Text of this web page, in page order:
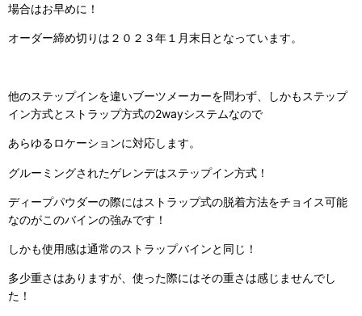
場合はお早めに！
オーダー締め切りは２０２３年１月末日となっています。
他のステップインを違いブーツメーカーを問わず、しかもステップ
イン方式とストラップ方式の2wayシステムなので
あらゆるロケーションに対応します。
グルーミングされたゲレンデはステップイン方式！
ディープパウダーの際にはストラップ式の脱着方法をチョイス可能
なのがこのバインの強みです！
しかも使用感は通常のストラップバインと同じ！
多少重さはありますが、使った際にはその重さは感じませんでし
た！